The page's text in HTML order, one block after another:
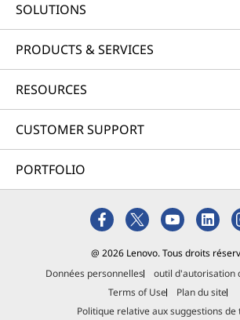
SOLUTIONS
PRODUCTS & SERVICES
RESOURCES
CUSTOMER SUPPORT
PORTFOLIO
@ 2026 Lenovo. Tous droits
Données personnelles
outil d'autorisation
Terms of Use
Plan du site
Politique relative aux suggestions de